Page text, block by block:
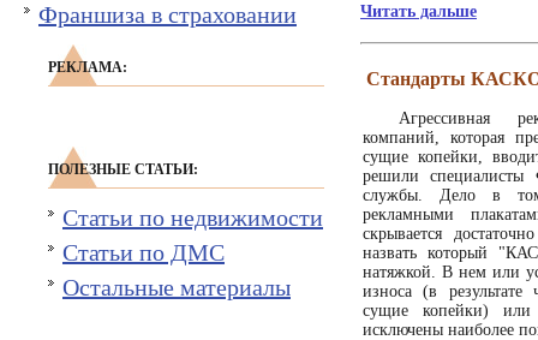
Франшиза в страховании
РЕКЛАМА:
ПОЛЕЗНЫЕ СТАТЬИ:
Статьи по недвижимости
Статьи по ДМС
Остальные материалы
Читать дальше
Стандарты КАСКО
Агрессивная
компаний, которая
сущие копейки,
решили специалисты
службы. Дело в
рекламными
скрывается
назвать который
натяжкой. В нем или
износа (в
сущие копейки) или
исключены наиболее